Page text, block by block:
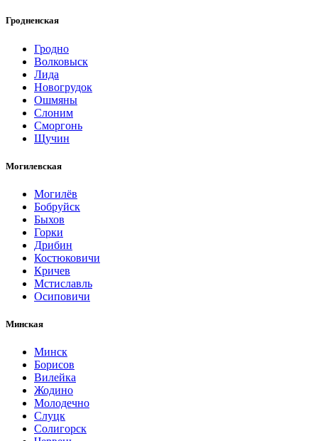
Гродненская
Гродно
Волковыск
Лида
Новогрудок
Ошмяны
Слоним
Сморгонь
Щучин
Могилевская
Могилёв
Бобруйск
Быхов
Горки
Дрибин
Костюковичи
Кричев
Мстиславль
Осиповичи
Минская
Минск
Борисов
Вилейка
Жодино
Молодечно
Слуцк
Солигорск